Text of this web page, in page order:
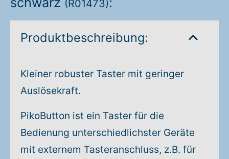
(R01473)
Produktbeschreibung:
Kleiner robuster Taster mit geringer
Auslösekraft.
PikoButton ist ein Taster für die
Bedienung unterschiedlichster Geräte
mit externem Tasteranschluss, z.B. für